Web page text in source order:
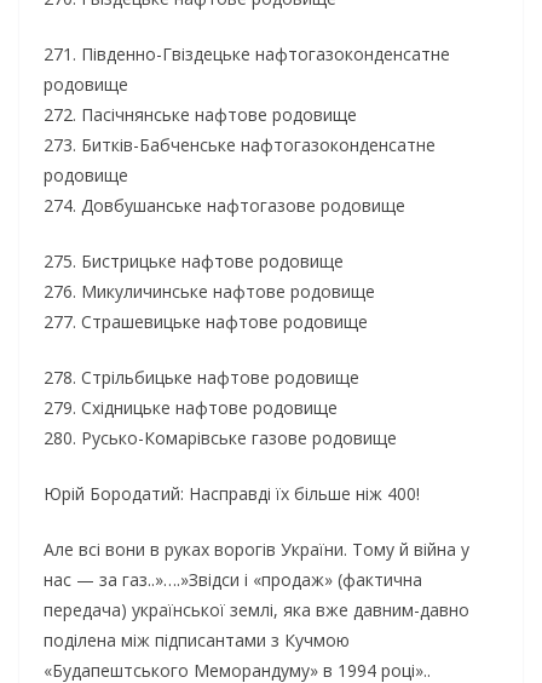
271. Південно-Гвіздецьке нафтогазоконденсатне
родовище
272. Пасічнянське нафтове родовище
273. Битків-Бабченське нафтогазоконденсатне
родовище
274. Довбушанське нафтогазове родовище
275. Бистрицьке нафтове родовище
276. Микуличинське нафтове родовище
277. Страшевицьке нафтове родовище
278. Стрільбицьке нафтове родовище
279. Східницьке нафтове родовище
280. Русько-Комарівське газове родовище
Юрій Бородатий: Насправді їх більше ніж 400!
Але всі вони в руках ворогів України. Тому й війна у
нас — за газ..»….»Звідси і «продаж» (фактична
передача) української землі, яка вже давним-давно
поділена між підписантами з Кучмою
«Будапештського Меморандуму» в 1994 році»..